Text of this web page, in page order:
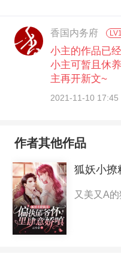
香国内务府 LV1
小主的作品已
小主可暂且休
主再开新文~
2021-11-10 17:45
作者其他作品
狐妖小撩
又美又A